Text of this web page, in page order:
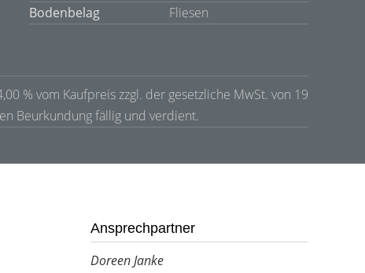
Bodenbelag
Fliesen
% vom Kaufpreis zzgl. der gesetzliche MwSt. von 19
Beurkundung fällig und verdient.
Ansprechpartner
Doreen Janke